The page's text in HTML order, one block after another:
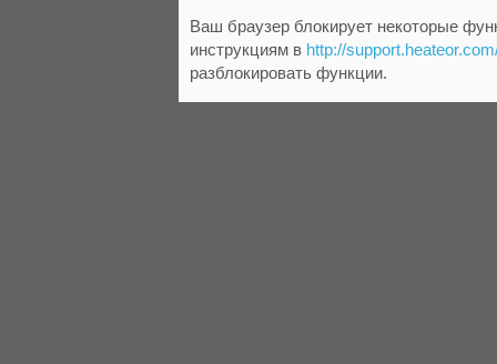
Ваш браузер блокирует некоторые
инструкциям в http://
разблокировать функции.